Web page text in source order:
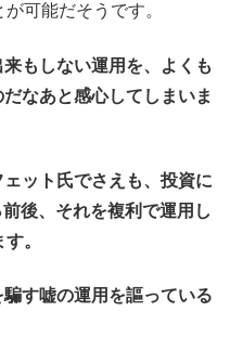
可能だそうです。
もしない運用を、よくも
なあと感心してしまいま
ット氏でさえも、投資に
後、それを複利で運用し
。
す嘘の運用を謳っている